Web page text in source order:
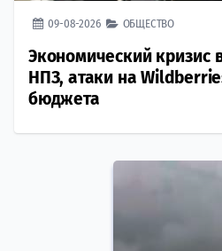
09-08-2026 ОБЩЕСТВО
Экономический кризис
НПЗ, атаки на
бюджета